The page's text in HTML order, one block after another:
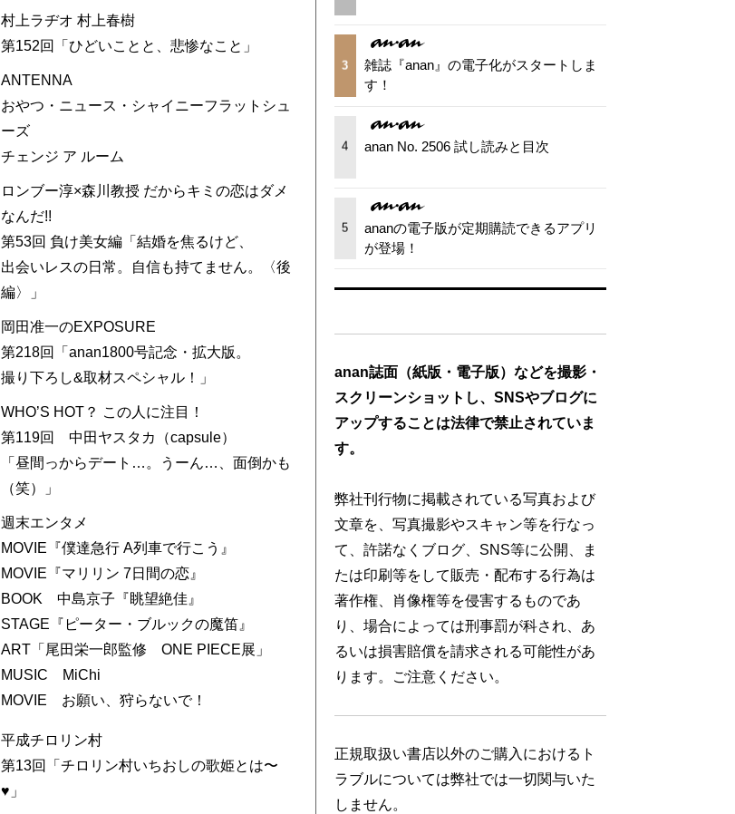
村上ラヂオ 村上春樹
第152回「ひどいことと、悲惨なこと」
ANTENNA
おやつ・ニュース・シャイニーフラットシュ
ーズ
チェンジ ア ルーム
ロンブー淳×森川教授 だからキミの恋はダメ
なんだ!!
第53回 負け美女編「結婚を焦るけど、
出会いレスの日常。自信も持てません。〈後
編〉」
岡田准一のEXPOSURE
第218回「anan1800号記念・拡大版。
撮り下ろし&取材スペシャル！」
WHO’S HOT？ この人に注目！
第119回 中田ヤスタカ（capsule）
「昼間っからデート…。うーん…、面倒かも
（笑）」
週末エンタメ
MOVIE『僕達急行 A列車で行こう』
MOVIE『マリリン 7日間の恋』
BOOK 中島京子『眺望絶佳』
STAGE『ピーター・ブルックの魔笛』
ART「尾田栄一郎監修 ONE PIECE展」
MUSIC MiChi
MOVIE お願い、狩らないで！
平成チロリン村
第13回「チロリン村いちおしの歌姫とは〜
♥」
3
雑誌『anan』の電子化がスタートしま
す！
4 anan No. 2506 試し読みと目次
5
ananの電子版が定期購読できるアプリ
が登場！
anan誌面（紙版・電子版）などを撮影・
スクリーンショットし、SNSやブログに
アップすることは法律で禁止されていま
す。
弊社刊行物に掲載されている写真および
文章を、写真撮影やスキャン等を行なっ
て、許諾なくブログ、SNS等に公開、ま
たは印刷等をして販売・配布する行為は
著作権、肖像権等を侵害するものであ
り、場合によっては刑事罰が科され、あ
るいは損害賠償を請求される可能性があ
ります。ご注意ください。
正規取扱い書店以外のご購入におけるト
ラブルについては弊社では一切関与いた
しません。